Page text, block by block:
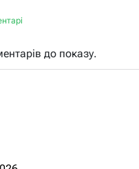
до показу.